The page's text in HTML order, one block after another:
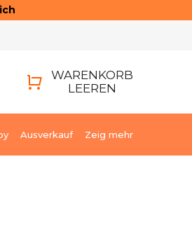
WARENKORB
LEEREN
Ausverkauf Zeig mehr